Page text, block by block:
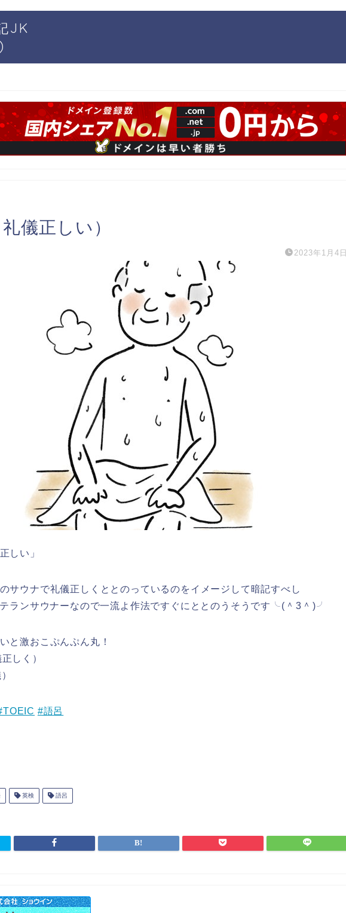
JK
儀正しい）
2023年1月4日
しい」
サウナで礼儀正しくととのっているのをイメージして暗記すべし
ンサウナーなので一流よ作法ですぐにととのうそうです╰⁠(⁠＾⁠3⁠＾⁠)⁠╯
と激おこぷんぷん丸！
しく）
#語呂
英検 語呂